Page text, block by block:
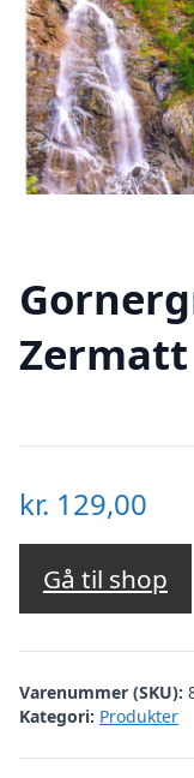
Zermatt
kr. 129,00
Gå til shop
Varenummer (SKU):
Kategori: Produkter